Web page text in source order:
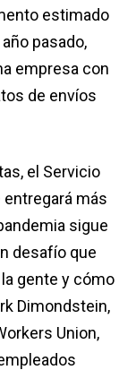
estimado
pasado,
empresa con
de envíos
el Servicio
más
sigue
desafío que
gente y cómo
Dimondstein,
Union,